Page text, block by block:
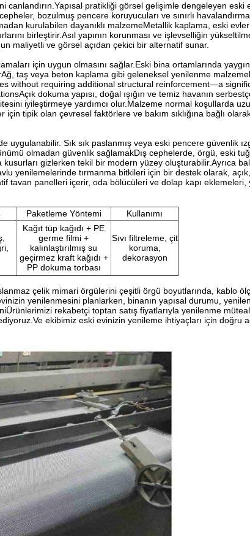
pratikliği görsel gelişimle dengeleyen eski
bozulmuş pencere koruyucuları ve sınırlı
kurulabilen dayanıklı malzemeMetallik kaplama, eski
birleştirir.Asıl yapının korunması ve işlevselliğin
maliyetli ve görsel açıdan çekici bir alternatif sunar.
için uygun olmasını sağlar.Eski bina ortamlarında
taş veya beton kaplama gibi geleneksel yenilenme
without requiring additional structural reinforcement—a
dokuma yapısı, doğal ışığın ve temiz havanın
iyileştirmeye yardımcı olur.Malzeme normal koşullarda
tipik olan çevresel faktörlere ve bakım sıklığına bağlı
Sık sık paslanmış veya eski pencere güvenlik
olmadan güvenlik sağlamakDış cephelerde, örgü, eski
gizlerken tekil bir modern yüzey oluşturabilir.Ayrıca
yenilemelerinde tırmanma bitkileri için bir destek olarak,
tavan panelleri içerir, oda bölücüleri ve dolap kapı eklemeleri,
Paketleme Yöntemi Kullanımı
Kağıt tüp kağıdı + PE
germe filmi +
kalınlaştırılmış su
geçirmez kraft kağıdı +
PP dokuma torbası
Sıvı filtreleme, çit
koruma,
dekorasyon
çelik mimari örgülerini çeşitli örgü boyutlarında, kablo
yenilenmesini planlarken, binanın yapısal durumu,
rekabetçi toptan satış fiyatlarıyla yenilenme
ekibimiz eski evinizin yenileme ihtiyaçları için doğru